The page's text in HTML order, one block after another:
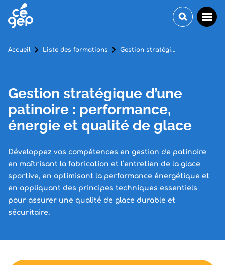
Gestion stratégique d’une
patinoire : performance,
énergie et qualité de glace
Développez vos compétences en gestion de patinoire
en maîtrisant la fabrication et l’entretien de la glace
sportive, en optimisant la performance énergétique et
en appliquant des principes techniques essentiels
pour assurer une qualité de glace durable et
sécuritaire.
Accueil Liste des formations Gestion stratégique d’une patinoire : performance, énergie et qualité de glace